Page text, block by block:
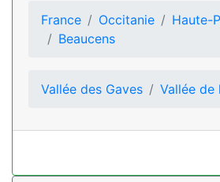
France Occitanie
Haute-
Beaucens
Vallée des Gaves Vallée de